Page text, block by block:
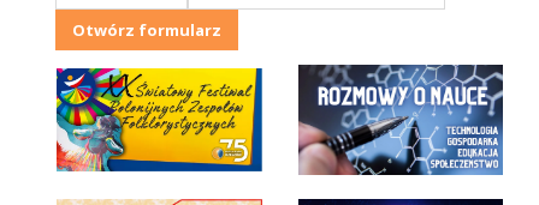
Otwórz formularz